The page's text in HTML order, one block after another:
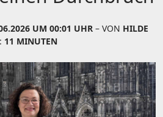
UM 00:01 UHR – VON HILDE
11 MINUTEN